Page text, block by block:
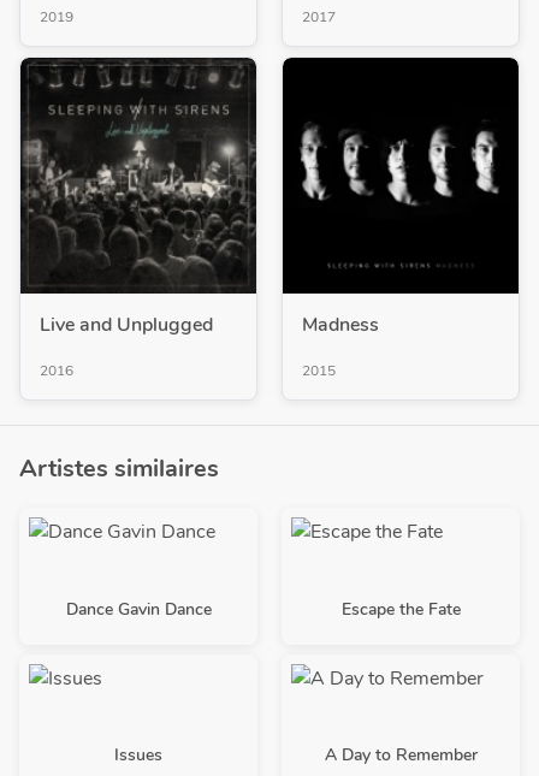
2019 2017
Live and Unplugged
2016
Madness
2015
Artistes similaires
Dance Gavin Dance Escape the Fate
Issues A Day to Remember